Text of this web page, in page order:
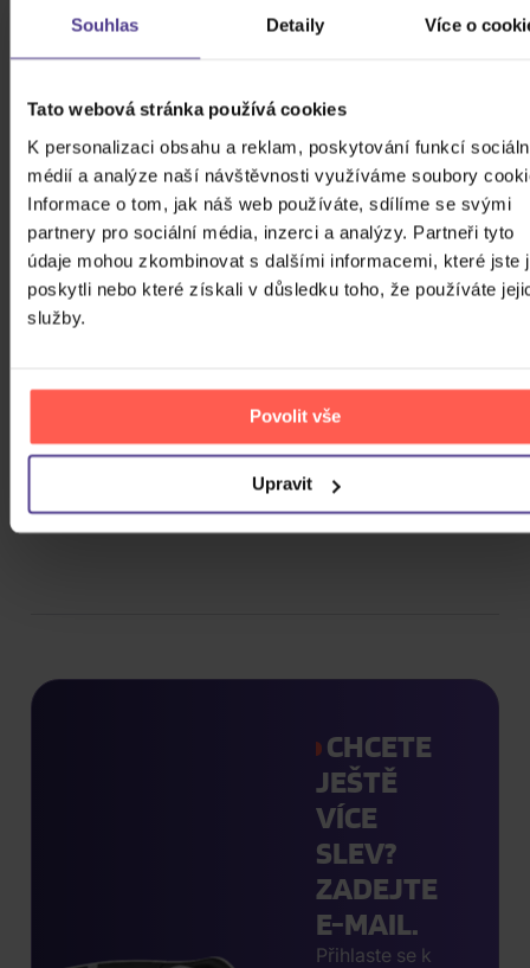
Souhlas Detaily Více o
Tato webová stránka používá cookies
K personalizaci obsahu a reklam, poskytování funkcí
médií a analýze naší návštěvnosti využíváme soubory
Informace o tom, jak náš web používáte, sdílíme se svými
partnery pro sociální média, inzerci a analýzy. Partneři tyto
údaje mohou zkombinovat s dalšími informacemi, které jste
poskytli nebo které získali v důsledku toho, že používáte
služby.
Povolit vše
Upravit
Počet BD
Počet vinyl
1
Počet KiT
Balení média
Formát média
Počet Platform Album
Titulky
CHCETE
JEŠTĚ
VÍCE
SLEV?
ZADEJTE
E-MAIL.
Přihlaste se k